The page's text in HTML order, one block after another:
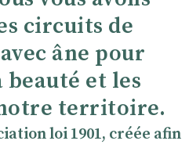
circuits de
âne pour
et les
territoire.
loi 1901, créée afin